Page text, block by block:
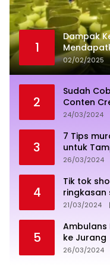
1
Dampak
02/02/2025
2
Sudah
Conten
24/03/2024
3
7 Tips
untuk
26/03/2024
4
Tik tok
ringkasan
sukses
21/03/2024
5
Ambulans
ke Jurang
26/03/2024